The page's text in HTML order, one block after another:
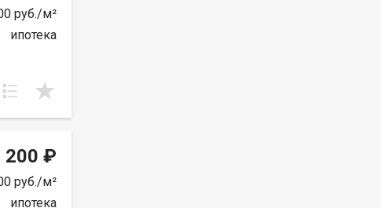
руб./м²
ипотека
200 ₽
руб./м²
ипотека